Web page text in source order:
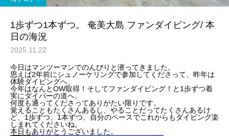
1歩ずつ1本ずつ。 奄美大島 ファンダイビング/ 本
日の海況
2025.11.22
今日はマンツーマンでのんびりと潜ってきました。
思えば2年前にシュノーケリングで参加してくださって、昨年は
体験ダイビングへ、
今年はなんとOW取得！そしてファンダイビング！と1歩ずつ着
実にダイバーの道へ。
何度も通ってくださってありがたい限りです。
覚えることもたくさんあるし、やることだってたくさんあるけ
ど、1歩ずつ、1本ずつ、自分のペースでこれからもダイビング楽
しまれてくださいね。
本日もありがとうございました。